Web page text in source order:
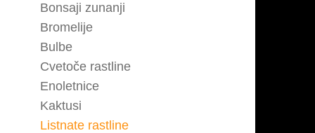
Bonsaji zunanji
Bromelije
Bulbe
Cvetoče rastline
Enoletnice
Kaktusi
Listnate rastline